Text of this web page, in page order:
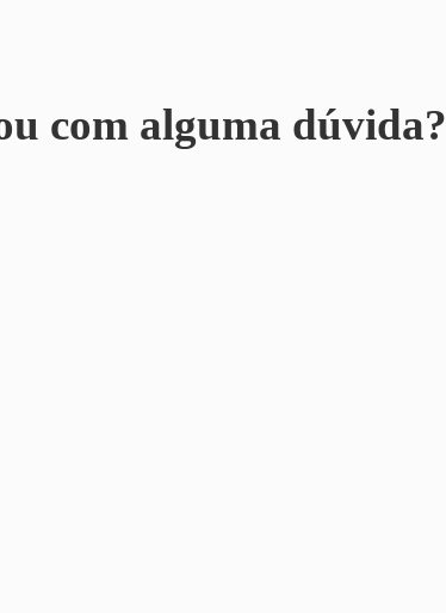
com alguma dúvida?